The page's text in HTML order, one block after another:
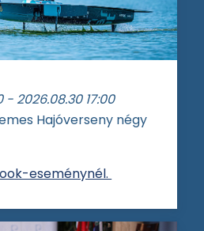
- 2026.08.30 17:00
Hajóverseny négy
eseménynél.